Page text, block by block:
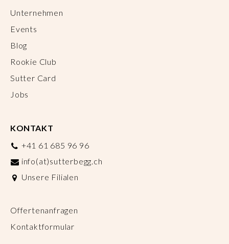
Unternehmen
Events
Blog
Rookie Club
Sutter Card
Jobs
KONTAKT
+41 61 685 96 96
info(at)sutterbegg.ch
Unsere Filialen
Offertenanfragen
Kontaktformular